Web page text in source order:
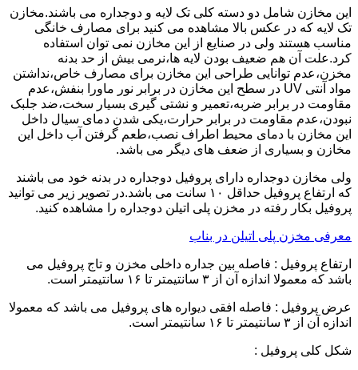
این مخازن شامل دو دسته کلی تک لایه و دوجداره می باشند.مخازن
تک لایه که در عکس بالا مشاهده می کنید برای مصارف خانگی
مناسب هستند ولی در صنایع از این مخازن نمی توان استفاده
کرد.علت آن هم ضعیف بودن لایه ها،نرمی بیش از حد بدنه
مخزن،عدم توانایی طراحی این مخازن برای مصارف خاص،نداشتن
مواد آنتی UV در سطح این مخازن در برابر نور ماورا بنفش،عدم
مقاومت در برابر ضربه،تعمیر و نشتی گیری بسیار سخت،ضد جلبک
نبودن،عدم مقاومت در برابر حرارت،یکی شدن دمای سیال داخل
این مخازن با دمای محیط اطراف نصب،طعم گرفتن آب داخل این
مخازن و بسیاری از ضعف های دیگر می باشد.
ولی مخازن دوجداره دارای پروفیل دوجداره در بدنه خود می باشند
که ارتفاع پروفیل حداقل ۱۰ سانت می باشد.در تصویر زیر می توانید
پروفیل بکار رفته در مخزن پلی اتیلن دوجداره را مشاهده کنید.
معرفی مخزن پلی اتیلن در بناب
ارتفاع پروفیل : فاصله بین جداره داخلی مخزن و تاج پروفیل می
باشد که معمولا اندازه آن از ۳ سانتیمتر تا ۱۶ سانتیمتر است.
عرض پروفیل : فاصله افقی دیواره های پروفیل می باشد که معمولا
اندازه آن از ۳ سانتیمتر تا ۱۶ سانتیمتر است.
شکل کلی پروفیل :